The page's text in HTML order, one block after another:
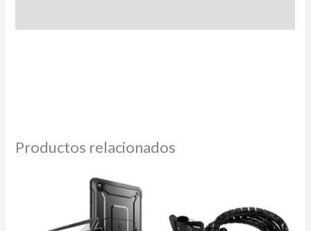
Productos relacionados